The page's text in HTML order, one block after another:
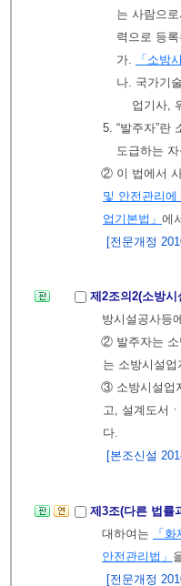
는 사람으
력으로 등
가.
「소방
나. 국가기
업기사,
5. “발주자”란
도급하는
② 이 법에서
및 안전관리
업기본법」 에
[전문개정
제2조의2(소방
방시설공사등
② 발주자는 소
는 소방시설
③ 소방시설업
고, 설계도서
다.
[본조신설
제3조(다른 법률
대하여는
「
안전관리법」
[전문개정